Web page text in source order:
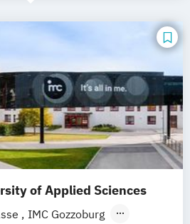
of Applied Sciences
IMC Gozzoburg